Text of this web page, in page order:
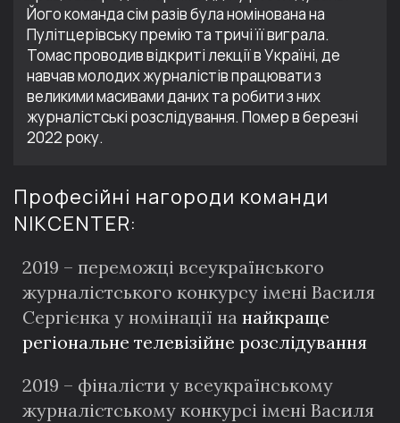
Його команда сім разів була номінована на
Пулітцерівську премію та тричі її виграла.
Томас проводив відкриті лекції в Україні, де
навчав молодих журналістів працювати з
великими масивами даних та робити з них
журналістські розслідування. Померв березні
2022 року.
Професійні нагороди команди
NIKCENTER:
2019 – переможці всеукраїнського
журналістського конкурсу імені Василя
Сергієнка у номінації на найкраще
регіональне телевізійне розслідування
2019 – фіналісти у всеукраїнському
журналістському конкурсі імені Василя